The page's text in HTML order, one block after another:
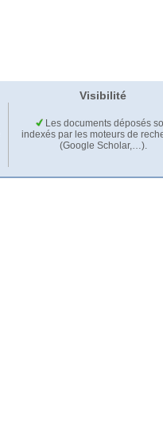
Visibilité
Les documents déposés
indexés par les moteurs de
(Google Scholar,…).